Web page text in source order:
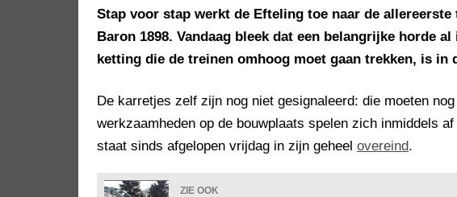
Stap voor stap werkt de Efteling toe naar de
Baron 1898. Vandaag bleek dat een belangrijke horde
ketting die de treinen omhoog moet gaan trekken, is in
De karretjes zelf zijn nog niet gesignaleerd: die moeten
werkzaamheden op de bouwplaats spelen zich inmiddels
staat sinds afgelopen vrijdag in zijn geheel overeind.
ZIE OOK